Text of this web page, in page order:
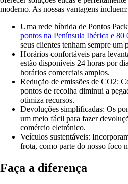
moderno. As nossas vantagens incluem:
Uma rede híbrida de Pontos
pontos na Península Ibérica e 80
seus clientes tenham sempre um
Horários confortáveis para
estão disponíveis 24 horas por
horários comerciais amplos.
Redução de emissões de CO2:
pontos de recolha diminui a
otimiza recursos.
Devoluções simplificadas: Os
um meio fácil para fazer
comércio eletrónico.
Veículos sustentáveis:
frota, como parte do nosso foco
Faça a diferença